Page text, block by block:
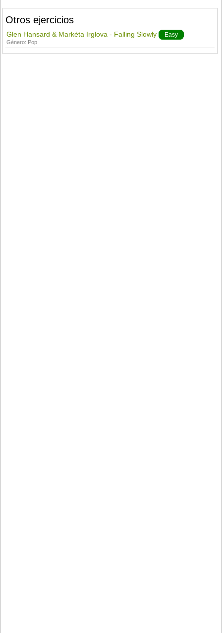
Otros ejercicios
Glen Hansard & Markéta Irglova - Falling Slowly Easy
Género: Pop